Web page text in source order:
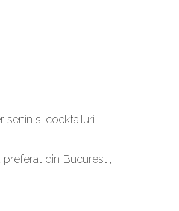
senin si cocktailuri
preferat din Bucuresti,